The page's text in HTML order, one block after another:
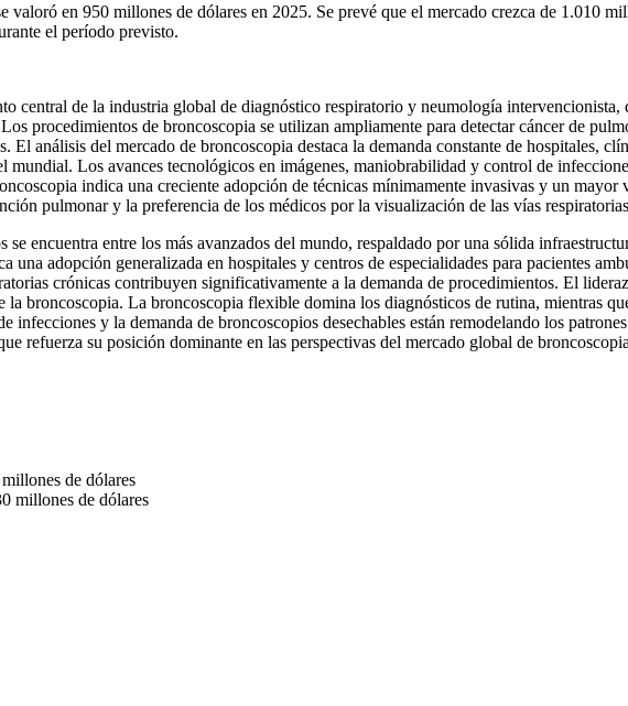
valoró en 950 millones de dólares en 2025. Se prevé que el mercado crezca de 1.010
el período previsto.
central de la industria global de diagnóstico respiratorio y neumología
procedimientos de broncoscopia se utilizan ampliamente para detectar cáncer de
El análisis del mercado de broncoscopia destaca la demanda constante de hospitales,
mundial. Los avances tecnológicos en imágenes, maniobrabilidad y control de
indica una creciente adopción de técnicas mínimamente invasivas y un
pulmonar y la preferencia de los médicos por la visualización de las vías
se encuentra entre los más avanzados del mundo, respaldado por una sólida
una adopción generalizada en hospitales y centros de especialidades para pacientes
crónicas contribuyen significativamente a la demanda de procedimientos. El
la broncoscopia. La broncoscopia flexible domina los diagnósticos de rutina, mientras
infecciones y la demanda de broncoscopios desechables están remodelando los
refuerza su posición dominante en las perspectivas del mercado global de
de dólares
millones de dólares